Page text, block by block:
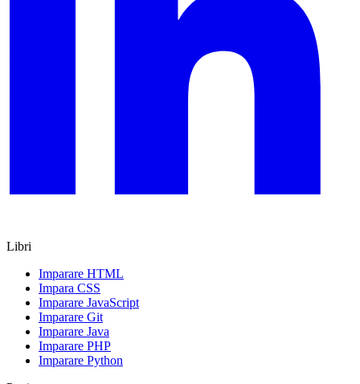
Libri
Imparare HTML
Impara CSS
Imparare JavaScript
Imparare Git
Imparare Java
Imparare PHP
Imparare Python